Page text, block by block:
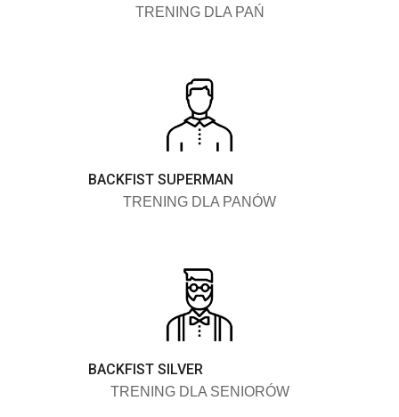
TRENING DLA PAŃ
BACKFIST SUPERMAN
TRENING DLA PANÓW
BACKFIST SILVER
TRENING DLA SENIORÓW